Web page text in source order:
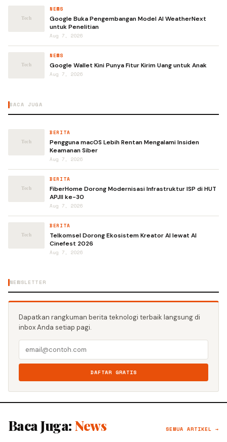
NEWS
Google Buka Pengembangan Model AI WeatherNext
untuk Penelitian
Aug 7, 2026
NEWS
Google Wallet Kini Punya Fitur Kirim Uang untuk Anak
Aug 7, 2026
BACA JUGA
BERITA
Pengguna macOS Lebih Rentan Mengalami Insiden
Keamanan Siber
Aug 7, 2026
BERITA
FiberHome Dorong Modernisasi Infrastruktur ISP di HUT
APJII ke-30
Aug 7, 2026
BERITA
Telkomsel Dorong Ekosistem Kreator AI lewat AI
Cinefest 2026
Aug 7, 2026
NEWSLETTER
Dapatkan rangkuman berita teknologi terbaik langsung di
inbox Anda setiap pagi.
DAFTAR GRATIS
Baca Juga: News SEMUA ARTIKEL →